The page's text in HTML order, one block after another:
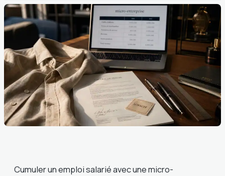
Cumuler un emploi salarié avec une micro-